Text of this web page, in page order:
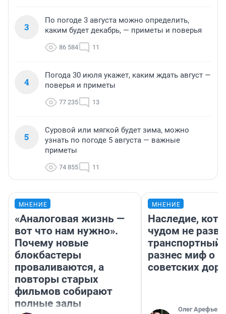
3
По погоде 3 августа можно определить,
каким будет декабрь, — приметы и поверья
86 584 11
4
Погода 30 июля укажет, каким ждать август —
поверья и приметы
77 235 13
5
Суровой или мягкой будет зима, можно
узнать по погоде 5 августа — важные
приметы
74 855 11
МНЕНИЕ
«Аналоговая жизнь —
вот что нам нужно».
Почему новые
блокбастеры
проваливаются, а
повторы старых
фильмов собирают
полные залы
МНЕНИЕ
Наследие,
чудом не
транспортный
разнес миф о
советских
Олег Арефьев